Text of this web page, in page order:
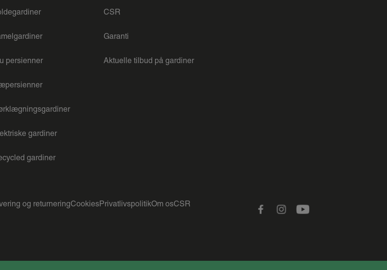
persienner
gardiner
gardiner
CSR
Garanti
Aktuelle tilbud på gardiner
og returneringCookiesPrivatlivspolitikOm osCSR
FacebookInstagramYoutube